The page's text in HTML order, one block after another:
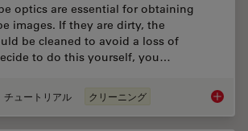
optics are essential for obtaining
images. If they are dirty, the
be cleaned to avoid a loss of
to do this yourself, you…
チュートリアル クリーニング How to